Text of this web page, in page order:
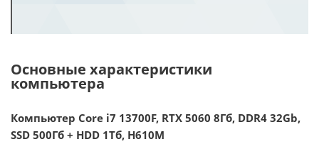
Основные характеристики
компьютера
Компьютер Core i7 13700F, RTX 5060 8Гб, DDR4 32Gb,
SSD 500Гб + HDD 1Тб, H610M